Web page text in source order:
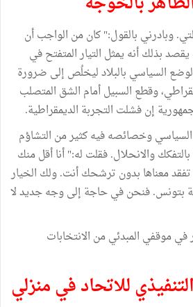
وبادرني بالقول:" كان من الواجب أن
بذلك أنه يمثل التيار المتفتح في
السياسي بالبلاد ليخلُص إلى ضرورة
وقطع السبيل أمام الشق المتصلب
إن فشلت التجربة الديمقراطية.
وخصائصه فيه كثير من التشاؤم
بالتفكك والانحلال. فقلت له:" أنا أقل منك
معناها بدون ترشحك أنت. ولك الخيار
بتونس. فنحن في حاجة إلى وجه جديد لا
موقفي المبدئي من الانتخابات
للاتحاد في منزلي